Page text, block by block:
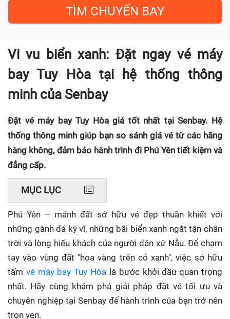
Vi vu biển xanh: Đặt ngay vé máy
bay Tuy Hòa tại hệ thống thông
minh của Senbay
Đặt vé máy bay Tuy Hòa giá tốt nhất tại Senbay. Hệ
thống thông minh giúp bạn so sánh giá vé từ các hãng
hàng không, đảm bảo hành trình đi Phú Yên tiết kiệm và
đẳng cấp.
MỤC LỤC
Phú Yên – mảnh đất sở hữu vẻ đẹp thuần khiết với
những gành đá kỳ vĩ, những bãi biển xanh ngắt tận chân
trời và lòng hiếu khách của người dân xứ Nẫu. Để chạm
tay vào vùng đất "hoa vàng trên cỏ xanh", việc sở hữu
tấm vé máy bay Tuy Hòa là bước khởi đầu quan trọng
nhất. Hãy cùng khám phá giải pháp đặt vé tối ưu và
chuyên nghiệp tại Senbay để hành trình của bạn trở nên
trọn vẹn.